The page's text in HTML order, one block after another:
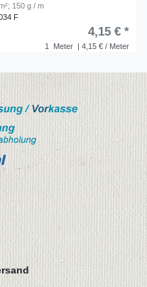
150 g / m
F
1 Meter | 4,15 € / Meter
4,15 € *